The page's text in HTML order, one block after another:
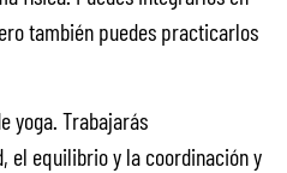
también puedes practicarlos
yoga. Trabajarás
el equilibrio y la coordinación y